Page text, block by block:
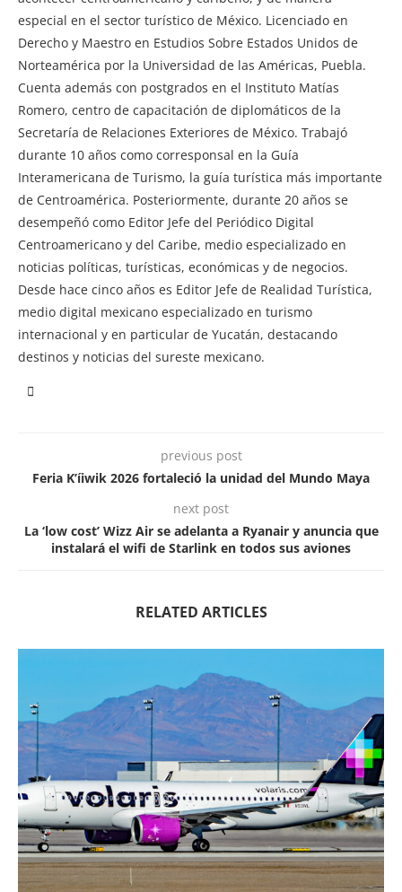
especial en el sector turístico de México. Licenciado en
Derecho y Maestro en Estudios Sobre Estados Unidos de
Norteamérica por la Universidad de las Américas, Puebla.
Cuenta además con postgrados en el Instituto Matías
Romero, centro de capacitación de diplomáticos de la
Secretaría de Relaciones Exteriores de México. Trabajó
durante 10 años como corresponsal en la Guía
Interamericana de Turismo, la guía turística más importante
de Centroamérica. Posteriormente, durante 20 años se
desempeñó como Editor Jefe del Periódico Digital
Centroamericano y del Caribe, medio especializado en
noticias políticas, turísticas, económicas y de negocios.
Desde hace cinco años es Editor Jefe de Realidad Turística,
medio digital mexicano especializado en turismo
internacional y en particular de Yucatán, destacando
destinos y noticias del sureste mexicano.
previous post
Feria K’íiwik 2026 fortaleció la unidad del Mundo Maya
next post
La ‘low cost’ Wizz Air se adelanta a Ryanair y anuncia que
instalará el wifi de Starlink en todos sus aviones
RELATED ARTICLES